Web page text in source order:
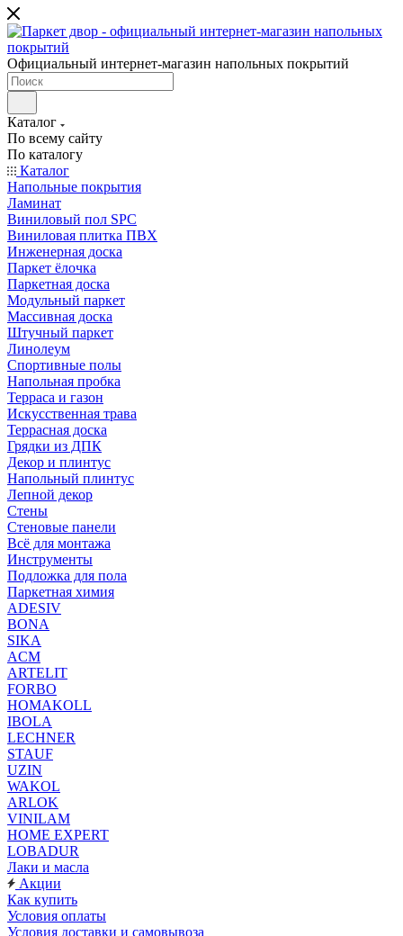
Официальный интернет-магазин напольных покрытий
Каталог
По всему сайту
По каталогу
Каталог
Напольные покрытия
Ламинат
Виниловый пол SPC
Виниловая плитка ПВХ
Инженерная доска
Паркет ёлочка
Паркетная доска
Модульный паркет
Массивная доска
Штучный паркет
Линолеум
Спортивные полы
Напольная пробка
Терраса и газон
Искусственная трава
Террасная доска
Грядки из ДПК
Декор и плинтус
Напольный плинтус
Лепной декор
Стены
Стеновые панели
Всё для монтажа
Инструменты
Подложка для пола
Паркетная химия
ADESIV
BONA
SIKA
ACM
ARTELIT
FORBO
HOMAKOLL
IBOLA
LECHNER
STAUF
UZIN
WAKOL
ARLOK
VINILAM
HOME EXPERT
LOBADUR
Лаки и масла
Акции
Как купить
Условия оплаты
Условия доставки и самовывоза